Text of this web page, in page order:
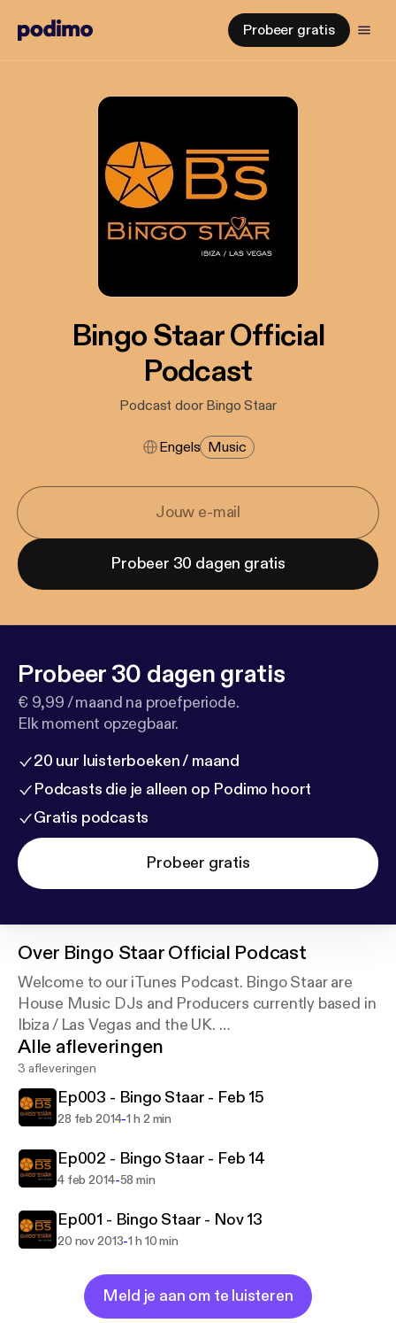
Probeer gratis
Bingo Staar Official
Podcast
Podcast door Bingo Staar
Engels Music
Probeer 30 dagen gratis
Probeer 30 dagen gratis
€ 9,99 / maand na proefperiode.
Elk moment opzegbaar.
20 uur luisterboeken / maand
Podcasts die je alleen op Podimo hoort
Gratis podcasts
Probeer gratis
Over Bingo Staar Official Podcast
Welcome to our iTunes Podcast. Bingo Staar are
House Music DJs and Producers currently based in
Ibiza / Las Vegas and the UK.
Sit down, tune in and turn it up!
Bingo Staar!
Alle afleveringen
3 afleveringen
Ep003 - Bingo Staar - Feb 15
28 feb 2014-1 h 2 min
Ep002 - Bingo Staar - Feb 14
4 feb 2014-58 min
Ep001 - Bingo Staar - Nov 13
20 nov 2013-1 h 10 min
Meld je aan om te luisteren